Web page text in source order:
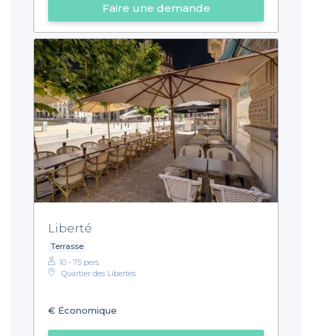
Faire une demande
Liberté
Terrasse
10 - 75 pers.
Quartier des Libertés
€ Économique